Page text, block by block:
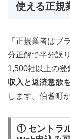
使える正規
「正規業者はブ
分正解で半分誤
1,500社以上の登
収入と返済意欲
します。伯耆町
① セントラ